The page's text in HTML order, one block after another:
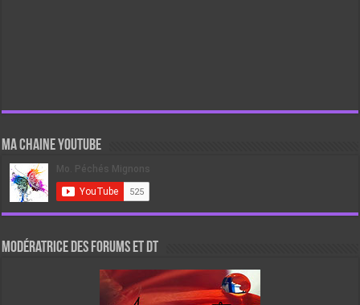
Ma chaine Youtube
Modératrice des forums et DT